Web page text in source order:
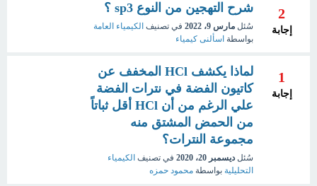
2
إجابة
شرح التهجين من النوع sp3 ؟
سُئل مارس 9، 2022 في تصنيف الكيمياء العامة
بواسطة اسألنى كيمياء
1
إجابة
لماذا يكشف HCl المخفف عن
كاتيون الفضة في نترات الفضة
علي الرغم من أن HCl أقل ثباتاً
من الحمض المشتق منه
مجموعة النترات؟
سُئل ديسمبر 20، 2020 في تصنيف الكيمياء
التحليلية بواسطة محمود حمزه